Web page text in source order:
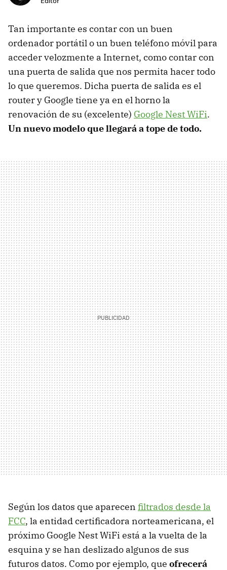
Tan importante es contar con un buen
ordenador portátil o un buen teléfono móvil para
acceder velozmente a Internet, como contar con
una puerta de salida que nos permita hacer todo
lo que queremos. Dicha puerta de salida es el
router y Google tiene ya en el horno la
renovación de su (excelente) Google Nest WiFi.
Un nuevo modelo que llegará a tope de todo.
Según los datos que aparecen filtrados desde la
FCC, la entidad certificadora norteamericana, el
próximo Google Nest WiFi está a la vuelta de la
esquina y se han deslizado algunos de sus
futuros datos. Como por ejemplo, que ofrecerá